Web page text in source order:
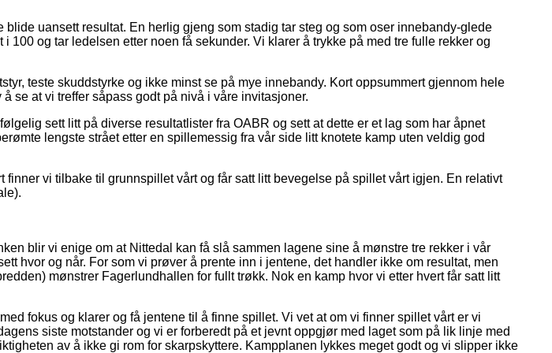
uansett resultat. En herlig gjeng som stadig tar steg og som oser innebandy-glede
og tar ledelsen etter noen få sekunder. Vi klarer å trykke på med tre fulle rekker og
teste skuddstyrke og ikke minst se på mye innebandy. Kort oppsummert gjennom hele
se at vi treffer såpass godt på nivå i våre invitasjoner.
sett litt på diverse resultatlister fra OABR og sett at dette er et lag som har åpnet
lengste strået etter en spillemessig fra vår side litt knotete kamp uten veldig god
vi tilbake til grunnspillet vårt og får satt litt bevegelse på spillet vårt igjen. En relativt
blir vi enige om at Nittedal kan få slå sammen lagene sine å mønstre tre rekker i vår
hvor og når. For som vi prøver å prente inn i jentene, det handler ikke om resultat, men
mønstrer Fagerlundhallen for fullt trøkk. Nok en kamp hvor vi etter hvert får satt litt
fokus og klarer og få jentene til å finne spillet. Vi vet at om vi finner spillet vårt er vi
siste motstander og vi er forberedt på et jevnt oppgjør med laget som på lik linje med
av å ikke gi rom for skarpskyttere. Kampplanen lykkes meget godt og vi slipper ikke